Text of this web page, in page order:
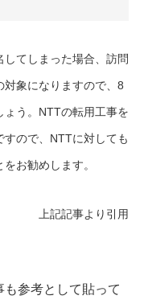
してしまった場合、訪問
対象になりますので、8
ょう。NTTの転用工事を
ので、NTTに対しても
お勧めします。
上記記事より引用
参考として貼って